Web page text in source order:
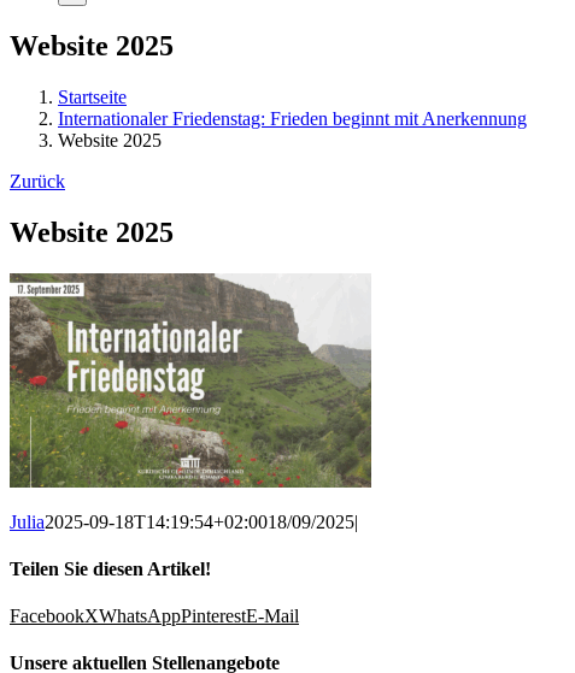
Website 2025
Startseite
Internationaler Friedenstag: Frieden beginnt mit Anerkennung
Website 2025
Zurück
Website 2025
Julia2025-09-18T14:19:54+02:0018/09/2025|
Teilen Sie diesen Artikel!
FacebookXWhatsAppPinterestE-Mail
Unsere aktuellen Stellenangebote